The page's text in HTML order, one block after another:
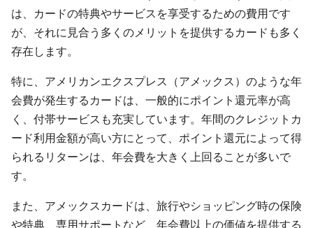
は、カードの特典やサービスを享受するための費用です
が、それに見合う多くのメリットを提供するカードも多く
存在します。
特に、アメリカンエクスプレス（アメックス）のような年
会費が発生するカードは、一般的にポイント還元率が高
く、付帯サービスも充実しています。年間のクレジットカ
ード利用金額が高い方にとって、ポイント還元によって得
られるリターンは、年会費を大きく上回ることが多いで
す。
また、アメックスカードは、旅行やショッピング時の保険
や特典、専用サポートなど、年会費以上の価値を提供する